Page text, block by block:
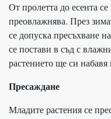
От пролетта до есента
преовлажнява. През
се допуска пресъхване
се постави в съд с
растението ще си набавя
Пресаждане
Младите растения се